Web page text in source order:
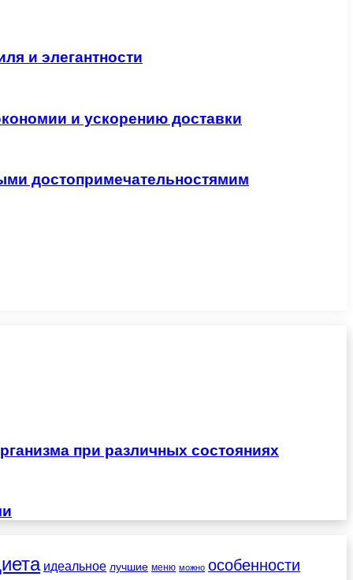
и элегантности
и ускорению доставки
достопримечательностямим
при различных состояниях
идеальное лучшие меню можно особенности